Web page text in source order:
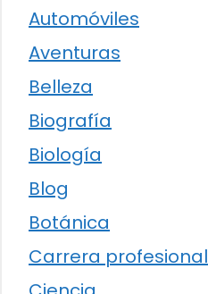
Automóviles
Aventuras
Belleza
Biografía
Biología
Blog
Botánica
Carrera profesional